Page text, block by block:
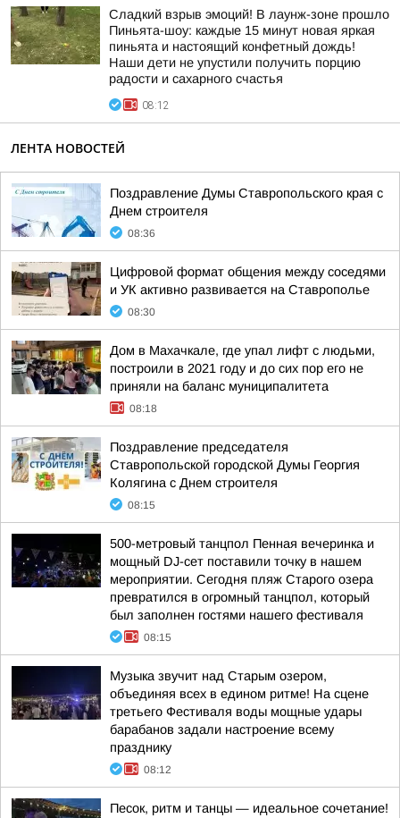
Сладкий взрыв эмоций! В лаунж-зоне прошло
Пиньята-шоу: каждые 15 минут новая яркая
пиньята и настоящий конфетный дождь!
Наши дети не упустили получить порцию
радости и сахарного счастья
08:12
ЛЕНТА НОВОСТЕЙ
Поздравление Думы Ставропольского края с
Днем строителя
08:36
Цифровой формат общения между соседями
и УК активно развивается на Ставрополье
08:30
Дом в Махачкале, где упал лифт с людьми,
построили в 2021 году и до сих пор его не
приняли на баланс муниципалитета
08:18
Поздравление председателя
Ставропольской городской Думы Георгия
Колягина с Днем строителя
08:15
500-метровый танцпол Пенная вечеринка и
мощный DJ-сет поставили точку в нашем
мероприятии. Сегодня пляж Старого озера
превратился в огромный танцпол, который
был заполнен гостями нашего фестиваля
08:15
Музыка звучит над Старым озером,
объединяя всех в едином ритме! На сцене
третьего Фестиваля воды мощные удары
барабанов задали настроение всему
празднику
08:12
Песок, ритм и танцы — идеальное сочетание!